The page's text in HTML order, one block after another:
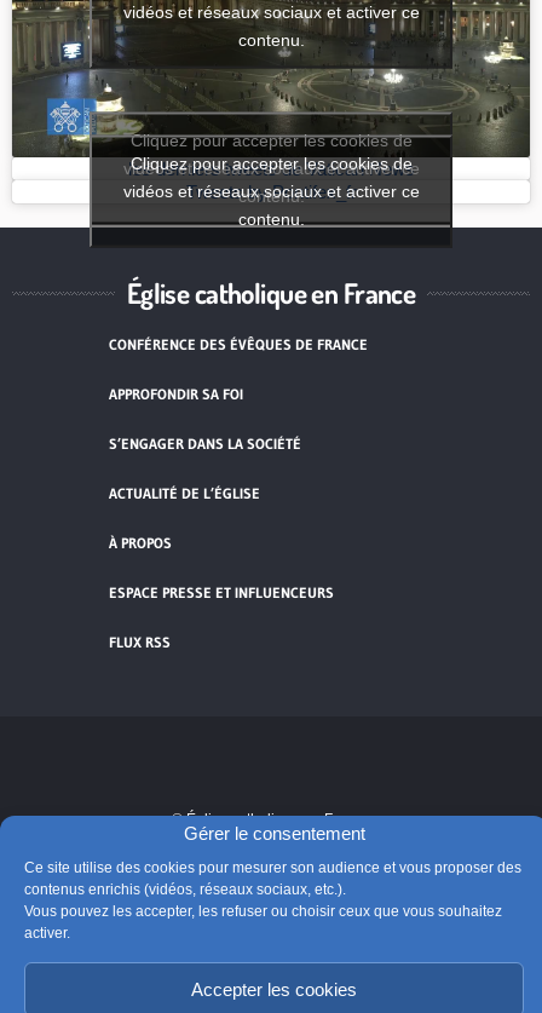
Gérer le consentement
Ce site utilise des cookies pour mesurer son audience et vous proposer des
contenus enrichis (vidéos, réseaux sociaux, etc.).
Vous pouvez les accepter, les refuser ou choisir ceux que vous souhaitez
activer.
Accepter les cookies
vidéos et réseaux sociaux et activer ce
contenu.
les derniers tweets de Vatican News
Cliquez pour accepter les cookies de
vidéos et réseaux sociaux et activer ce
contenu.
Tweets by Pontifex_fr
Cliquez pour accepter les cookies de
vidéos et réseaux sociaux et activer ce
contenu.
Église catholique en France
CONFÉRENCE DES ÉVÊQUES DE FRANCE
APPROFONDIR SA FOI
S’ENGAGER DANS LA SOCIÉTÉ
ACTUALITÉ DE L’ÉGLISE
À PROPOS
ESPACE PRESSE ET INFLUENCEURS
FLUX RSS
contenu.
© Église catholique en France
Édité par la Conférence des évêques de France
Suivre @Eglisecatho